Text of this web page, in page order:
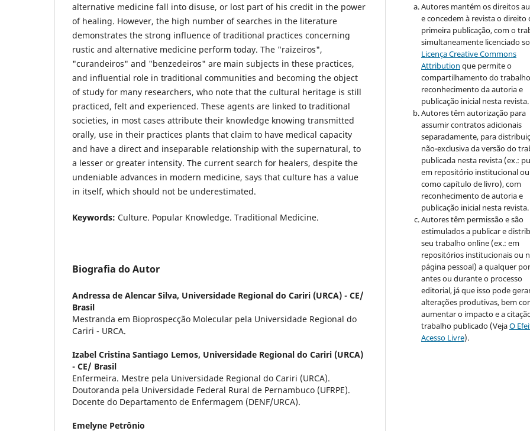
alternative medicine fall into disuse, or lost part of his credit in the power
of healing. However, the high number of searches in the literature
demonstrates the strong influence of traditional practices concerning
rustic and alternative medicine perform today. The "raizeiros",
"curandeiros" and "benzedeiros" are main subjects in these practices,
and influential role in traditional communities and becoming the object
of study for many researchers, who note that the cultural heritage is still
practiced, felt and experienced. These agents are linked to traditional
societies, in most cases attribute their knowledge knowing transmitted
orally, use in their practices plants that claim to have medical capacity
and have a direct and inseparable relationship with the supernatural, to
a lesser or greater intensity. The current search for healers, despite the
undeniable advances in modern medicine, says that culture has a value
in itself, which should not be underestimated.
Keywords: Culture. Popular Knowledge. Traditional Medicine.
Biografia do Autor
Andressa de Alencar Silva, Universidade Regional do Cariri (URCA) - CE/
Brasil
Mestranda em Bioprospecção Molecular pela Universidade Regional do
Cariri - URCA.
Izabel Cristina Santiago Lemos, Universidade Regional do Cariri (URCA)
- CE/ Brasil
Enfermeira. Mestre pela Universidade Regional do Cariri (URCA).
Doutoranda pela Universidade Federal Rural de Pernambuco (UFRPE).
Docente do Departamento de Enfermagem (DENF/URCA).
Emelyne Petrônio
Autores mantém os direitos
e concedem à revista o direito
primeira publicação, com o
simultaneamente licenciado
Licença Creative Commons
Attribution que permite o
compartilhamento do
reconhecimento da autoria e
publicação inicial nesta revista.
Autores têm autorização para
assumir contratos adicionais
separadamente, para
não-exclusiva da versão do
publicada nesta revista (ex.:
em repositório institucional ou
como capítulo de livro), com
reconhecimento de autoria e
publicação inicial nesta revista.
Autores têm permissão e são
estimulados a publicar e
seu trabalho online (ex.: em
repositórios institucionais ou
página pessoal) a qualquer
antes ou durante o processo
editorial, já que isso pode
alterações produtivas, bem
aumentar o impacto e a
trabalho publicado (VejaO
Acesso Livre).